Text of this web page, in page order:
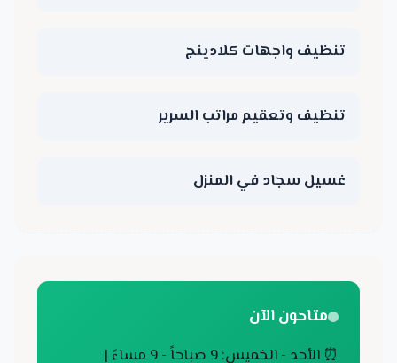
تنظيف واجهات كلادينج
تنظيف وتعقيم مراتب السرير
غسيل سجاد في المنزل
متاحون الآن
⏰ الأحد - الخميس: 9 صباحاً - 9 مساءً |